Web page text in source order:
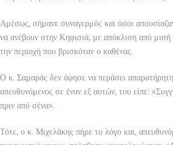
Αμέσως, σήμανε συναγερμός και όσοι
να ανέβουν στην Κηφισιά, με απόκλιση από
την περιοχή που βρισκόταν ο καθένας.
Ο κ. Σαμαράς δεν άφησε να περάσει
απευθυνόμενος σε έναν εξ αυτών, του είπε:
πριν από σένα».
Τότε, ο κ. Μιχελάκης πήρε το λόγο και,